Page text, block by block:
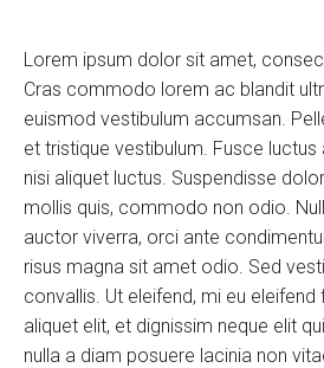
Lorem ipsum dolor sit amet,
Cras commodo lorem ac blandit
euismod vestibulum accumsan.
et tristique vestibulum. Fusce luctus
nisi aliquet luctus. Suspendisse
mollis quis, commodo non odio.
auctor viverra, orci ante
risus magna sit amet odio. Sed
convallis. Ut eleifend, mi eu eleifend
aliquet elit, et dignissim neque elit
nulla a diam posuere lacinia non